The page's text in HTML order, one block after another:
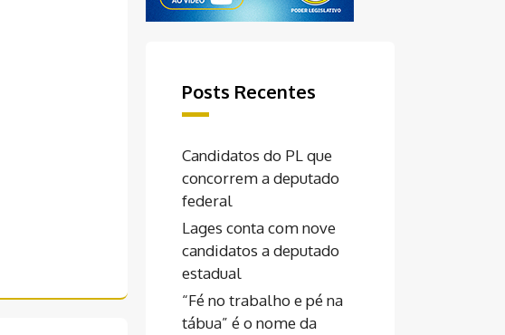
Posts Recentes
Candidatos do PL que
concorrem a deputado
federal
Lages conta com nove
candidatos a deputado
estadual
“Fé no trabalho e pé na
tábua” é o nome da